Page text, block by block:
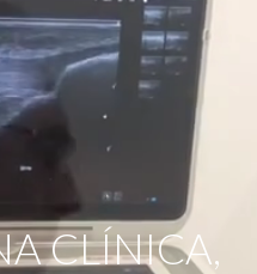
CLÍNICA,